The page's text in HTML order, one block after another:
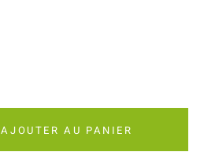
AJOUTER AU PANIER